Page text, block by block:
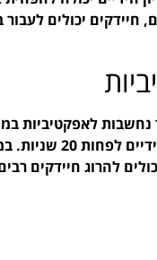
חיידקים יכולים
היעילה ביותר,